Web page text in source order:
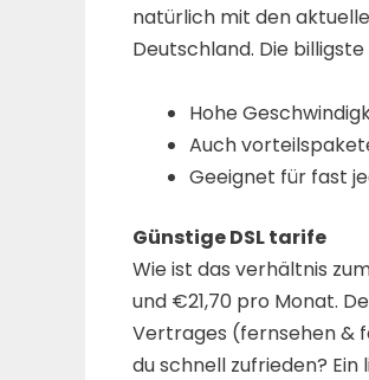
natürlich mit den
Deutschland. Die
Hohe
Auch
Geeignet für fast
Günstige DSL tarife
Wie ist das verhältnis
und €21,70 pro Monat.
Vertrages (fernsehen &
du schnell zufrieden?